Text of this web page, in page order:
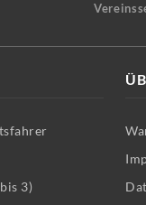
3)